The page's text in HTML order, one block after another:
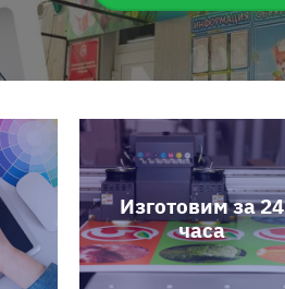
Изготовим за 24
часа